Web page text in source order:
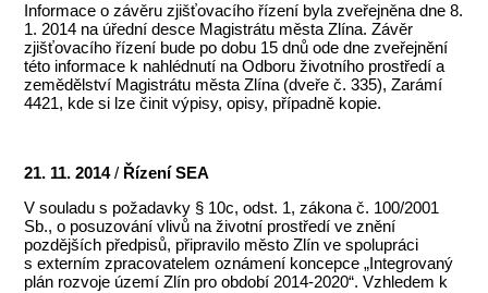
Informace o závěru zjišťovacího řízení byla zveřejněna dne 8.
1. 2014 na úřední desce Magistrátu města Zlína. Závěr
zjišťovacího řízení bude po dobu 15 dnů ode dne zveřejnění
této informace k nahlédnutí na Odboru životního prostředí a
zemědělství Magistrátu města Zlína (dveře č. 335), Zarámí
4421, kde si lze činit výpisy, opisy, případně kopie.
21. 11. 2014/ Řízení SEA
V souladu s požadavky § 10c, odst. 1, zákona č. 100/2001
Sb., o posuzování vlivů na životní prostředí ve znění
pozdějších předpisů, připravilo město Zlín ve spolupráci
s externím zpracovatelem oznámení koncepce „Integrovaný
plán rozvoje území Zlín pro období 2014-2020“. Vzhledem k